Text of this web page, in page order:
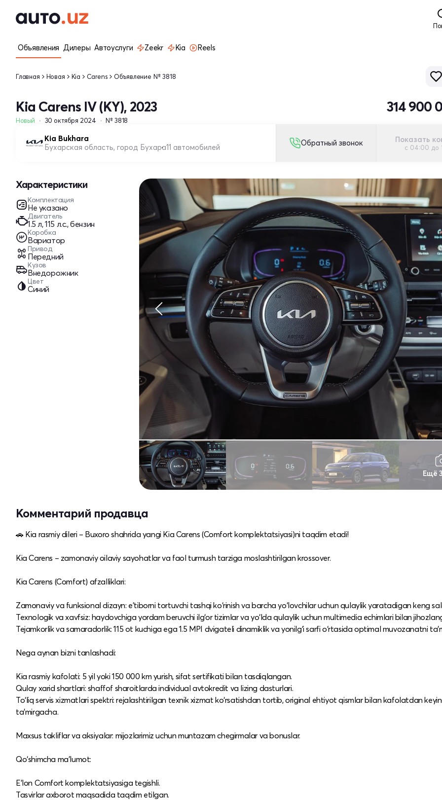
Объявления Дилеры Автоуслуги Zeekr Kia Reels
Главная Новая Kia Carens Объявление № 3818
Kia Carens IV (KY), 2023
Новый 30 октября 2024 № 3818
314 900
Kia Bukhara
Бухарская область, город Бухара11 автомобилей Обратный звонок Показать
с 04:00 до
Характеристики
Комплектация
Не указано
Двигатель
1.5 л, 115 л.с., бензин
Коробка
Вариатор
Привод
Передний
Кузов
Внедорожник
Цвет
Синий
Ещё
Комментарий продавца
🚗 Kia rasmiy dileri – Buxoro shahrida yangi Kia Carens (Comfort komplektatsiyasi)ni taqdim etadi!
Kia Carens – zamonaviy oilaviy sayohatlar va faol turmush tarziga moslashtirilgan krossover.
Kia Carens (Comfort) afzalliklari:
Zamonaviy va funksional dizayn: e’tiborni tortuvchi tashqi ko‘rinish va barcha yo‘lovchilar uchun qulaylik yaratadigan keng
Texnologik va xavfsiz: haydovchiga yordam beruvchi ilg‘or tizimlar va yo‘lda qulaylik uchun multimedia echimlari bilan
Tejamkorlik va samaradorlik: 115 ot kuchiga ega 1.5 MPI dvigateli dinamiklik va yonilg‘i sarfi o‘rtasida optimal muvozanatni
Nega aynan bizni tanlashadi:
Kia rasmiy kafolati: 5 yil yoki 150 000 km yurish, sifat sertifikati bilan tasdiqlangan.​
Qulay xarid shartlari: shaffof sharoitlarda individual avtokredit va lizing dasturlari.​
To‘liq servis xizmatlari spektri: rejalashtirilgan texnik xizmat ko‘rsatishdan tortib, original ehtiyot qismlar bilan kafolatdan
ta’mirgacha.​
Maxsus takliflar va aksiyalar: mijozlarimiz uchun muntazam chegirmalar va bonuslar.​
Qo‘shimcha ma’lumot:
E’lon Comfort komplektatsiyasiga tegishli.​
Tasvirlar axborot maqsadida taqdim etilgan.​